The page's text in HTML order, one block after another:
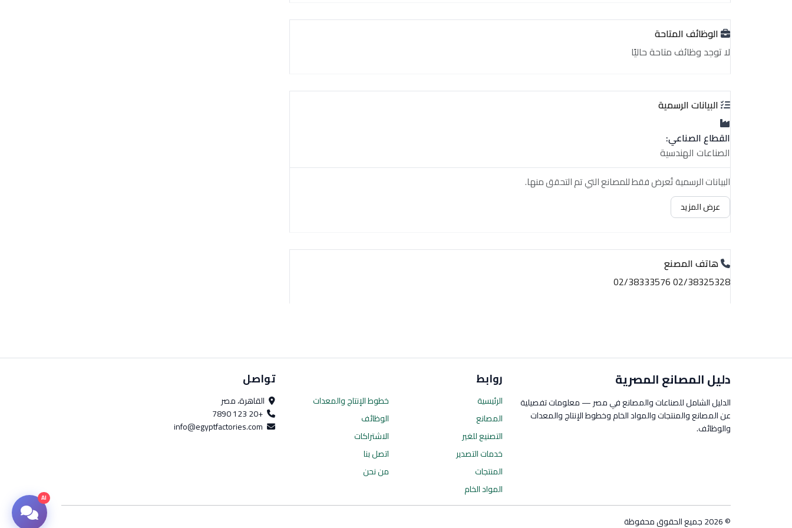
الوظائف المتاحة
لا توجد وظائف متاحة حاليًا
البيانات الرسمية
القطاع الصناعي:
الصناعات الهندسية
البيانات الرسمية تُعرض فقط للمصانع التي تم التحقق منها.
عرض المزيد
هاتف المصنع
02/38325328 02/38333576
دليل المصانع المصرية
الدليل الشامل للصناعات والمصانع في مصر — معلومات تفصيلية
عن المصانع والمنتجات والمواد الخام وخطوط الإنتاج والمعدات
والوظائف.
روابط
الرئيسية
المصانع
التصنيع للغير
خدمات التصدير
المنتجات
المواد الخام
خطوط الإنتاجوالمعدات
الوظائف
الاشتراكات
اتصل بنا
من نحن
تواصل
القاهرة، مصر
+20 123 7890
© 2026 جميع الحقوق محفوظة
AI